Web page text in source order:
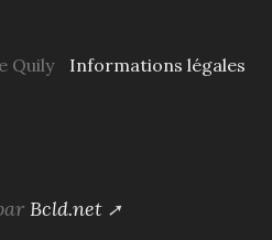
Quily Informations légales
Bcld.net